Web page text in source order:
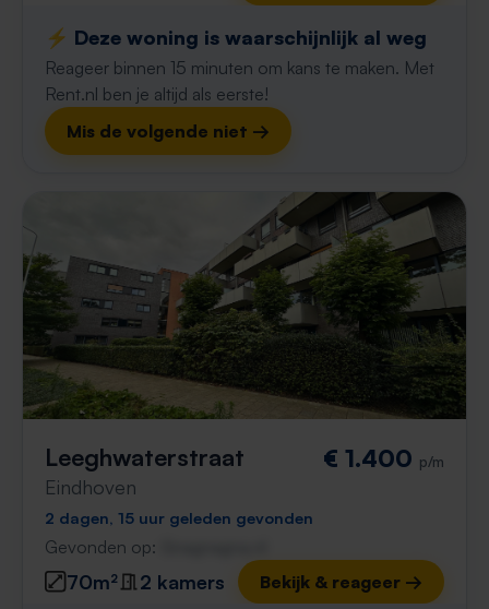
⚡️ Deze woning is waarschijnlijk al weg
Reageer binnen 15 minuten om kans te maken. Met
Rent.nl ben je altijd als eerste!
Mis de volgende niet →
Leeghwaterstraat
Eindhoven
€ 1.400 p/m
2 dagen, 15 uur geleden gevonden
Gevonden op:
70m² 2 kamers Bekijk & reageer →